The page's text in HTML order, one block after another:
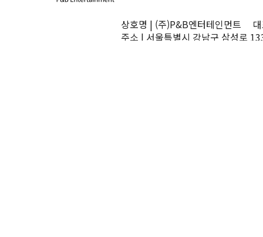
상호명 | (주)P&B엔터테인먼트
주소 | 서울특별시 강남구 삼성로